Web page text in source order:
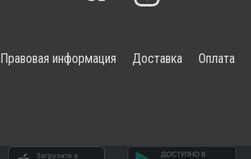
Правовая информация Доставка Оплата